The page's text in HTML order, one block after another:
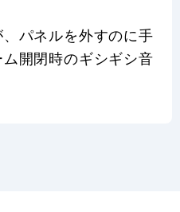
パネルを外すのに手
開閉時のギシギシ音